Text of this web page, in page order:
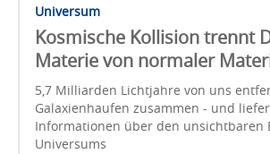
Universum
Kosmische Kollision trennt
Materie von normaler
5,7 Milliarden Lichtjahre von uns
Galaxienhaufen zusammen - und
Informationen über den unsichtbaren
Universums